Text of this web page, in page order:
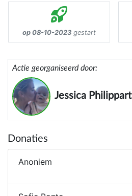
op 08-10-2023 gestart
Actie georganiseerd door:
Jessica Philippart
Donaties
Anoniem